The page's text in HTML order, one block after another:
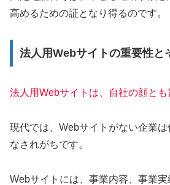
高めるための証となり得るのです。
法人用Webサイトの重要性と
法人用Webサイトは、 自社の顔とも
現代では、Webサイトがない企業
なされがちです。
Webサイトには、事業内容、事業